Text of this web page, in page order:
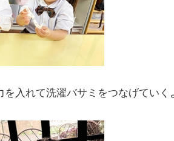
を入れて洗濯バサミをつなげていく